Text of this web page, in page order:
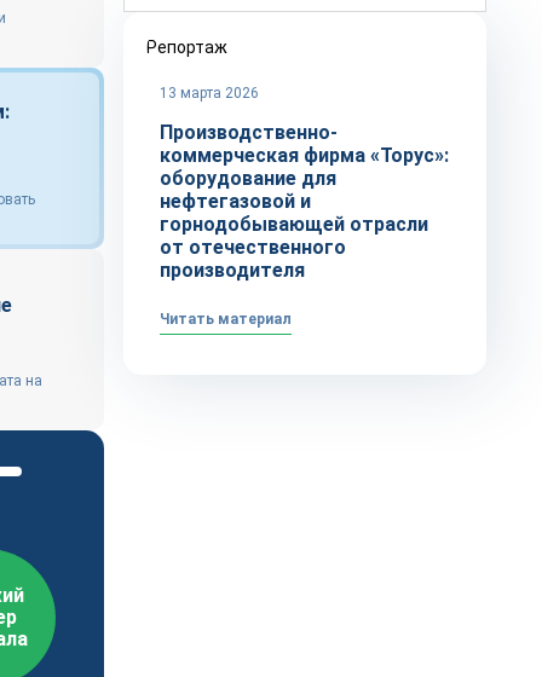
на
Репортаж
13 марта 2026
Производственно-
коммерческая фирма «Торус»:
оборудование для
нефтегазовой и
горнодобывающей отрасли
от отечественного
производителя
Читать материал